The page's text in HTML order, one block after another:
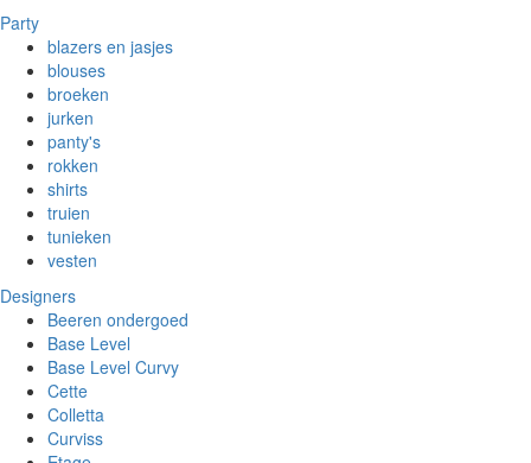
Party
blazers en jasjes
blouses
broeken
jurken
panty's
rokken
shirts
truien
tunieken
vesten
Designers
Beeren ondergoed
Base Level
Base Level Curvy
Cette
Colletta
Curviss